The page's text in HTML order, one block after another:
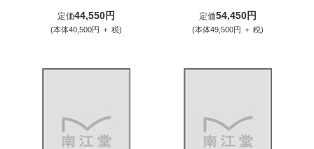
定価44,550円
(本体40,500円 ＋ 税)
定価54,450円
(本体49,500円 ＋ 税)